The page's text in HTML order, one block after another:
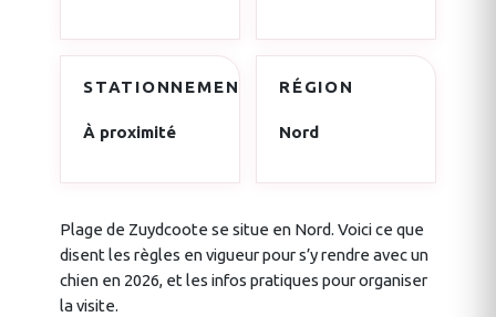
STATIONNEMENT
À proximité
RÉGION
Nord
Plage de Zuydcoote se situe en Nord. Voici ce que
disent les règles en vigueur pour s’y rendre avec un
chien en 2026, et les infos pratiques pour organiser
la visite.